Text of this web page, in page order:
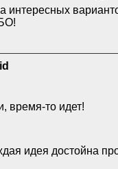
интересных
время-то идет!
идея достойна